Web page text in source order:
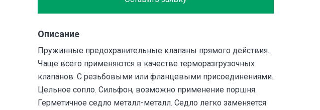
Описание
Пружинные предохранительные клапаны прямого действия.
Чаще всего применяются в качестве терморазгрузочных
клапанов. С резьбовыми или фланцевыми присоединениями.
Цельное сопло. Сильфон, возможно применение поршня.
Герметичное седло металл-металл. Седло легко заменяется